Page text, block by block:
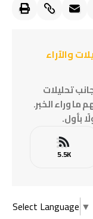
والآراء
تحليلات
وراء الخبر.
بأول.
5.5K
Select Language ▼